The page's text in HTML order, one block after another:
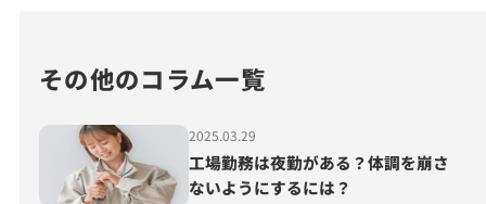
その他のコラム一覧
2025.03.29
工場勤務は夜勤がある？体調を崩さ
ないようにするには？